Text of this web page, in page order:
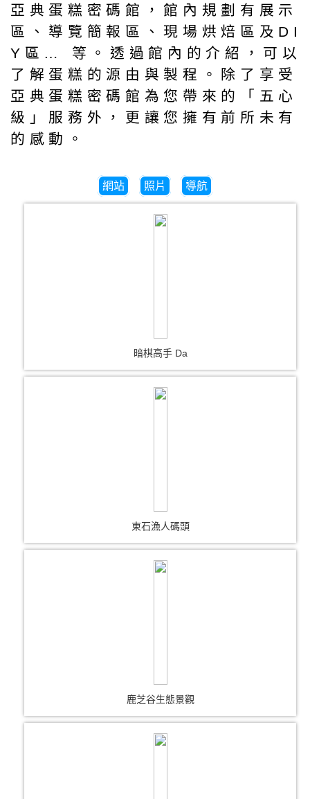
亞典蛋糕密碼館，館內規劃有展示
區、導覽簡報區、現場烘焙區及DI
Y區… 等。透過館內的介紹，可以
了解蛋糕的源由與製程。除了享受
亞典蛋糕密碼館為您帶來的「五心
級」服務外，更讓您擁有前所未有
的感動。
網站 照片 導航
暗棋高手 Da
東石漁人碼頭
鹿芝谷生態景觀